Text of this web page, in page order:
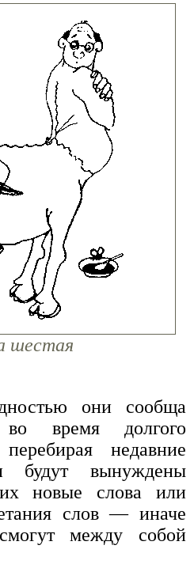
шестая
они сообща
время долгого
недавние
будут вынуждены
новые слова или
слов — иначе
между собой